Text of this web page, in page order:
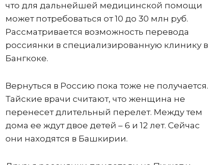
что для дальнейшей медицинской помощи
может потребоваться от 10 до 30 млн руб.
Рассматривается возможность перевода
россиянки в специализированную клинику в
Бангкоке.
Вернуться в Россию пока тоже не получается.
Тайские врачи считают, что женщина не
перенесет длительный перелет. Между тем
дома ее ждут двое детей – 6 и 12 лет. Сейчас
они находятся в Башкирии.